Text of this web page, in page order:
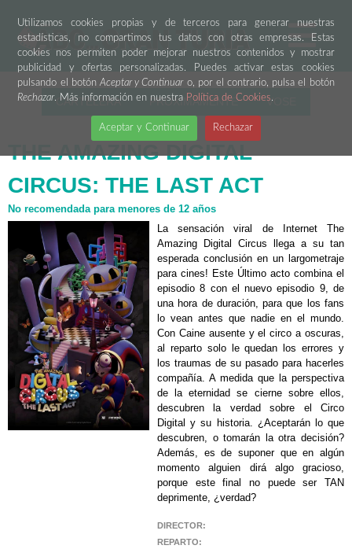
Utilizamos cookies propias y de terceros para generar nuestras
estadísticas, no compartimos tus datos con otras empresas. Estas
cookies nos permiten poder mejorar nuestros contenidos y mostrar
publicidad y ofertas personalizadas. Puedes activar estas cookies
pulsando el botón Aceptar y Continuaro, por el contrario, pulsa el botón
Rechazar. Más información en nuestra Política de Cookies.
Aceptar y Continuar Rechazar
CARTELERA PRÓXIMAMENTE VOSE
THE AMAZING DIGITAL
CIRCUS: THE LAST ACT
No recomendada para menores de 12 años
La sensación viral de Internet The
Amazing Digital Circus llega a su tan
esperada conclusión en un largometraje
para cines! Este Último acto combina el
episodio 8 con el nuevo episodio 9, de
una hora de duración, para que los fans
lo vean antes que nadie en el mundo.
Con Caine ausente y el circo a oscuras,
al reparto solo le quedan los errores y
los traumas de su pasado para hacerles
compañía. A medida que la perspectiva
de la eternidad se cierne sobre ellos,
descubren la verdad sobre el Circo
Digital y su historia. ¿Aceptarán lo que
descubren, o tomarán la otra decisión?
Además, es de suponer que en algún
momento alguien dirá algo gracioso,
porque este final no puede ser TAN
deprimente, ¿verdad?
DIRECTOR:
REPARTO: